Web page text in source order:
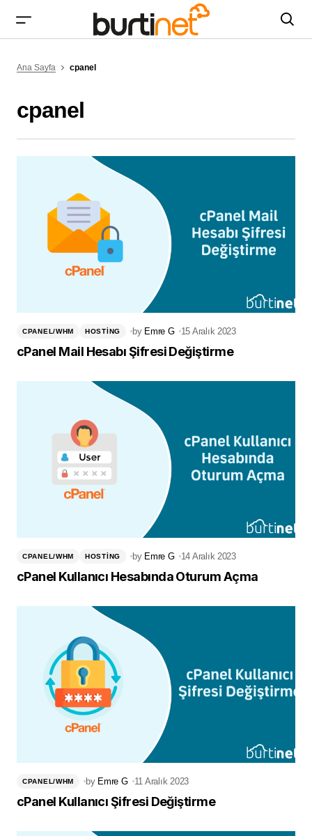
Ana Sayfa cpanel
cpanel
CPANEL/WHM HOSTING by Emre G 15 Aralık 2023
cPanel Mail Hesabı Şifresi Değiştirme
CPANEL/WHM HOSTING by Emre G 14 Aralık 2023
cPanel Kullanıcı Hesabında Oturum Açma
CPANEL/WHM by Emre G 11 Aralık 2023
cPanel Kullanıcı Şifresi Değiştirme